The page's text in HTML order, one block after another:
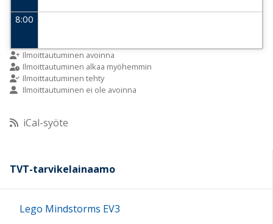
8:00
9:00
10:00
11:00
12:00
Ilmoittautuminen avoinna
Ilmoittautuminen alkaa myöhemmin
Ilmoittautuminen tehty
Ilmoittautuminen ei ole avoinna
iCal-syöte
TVT-tarvikelainaamo
Lego Mindstorms EV3